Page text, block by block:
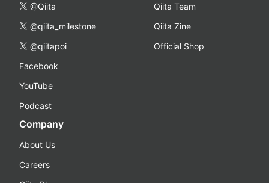
@Qiita
@qiita_milestone
@qiitapoi
Facebook
YouTube
Podcast
Qiita Team
Qiita Zine
Official Shop
Company
About Us
Careers